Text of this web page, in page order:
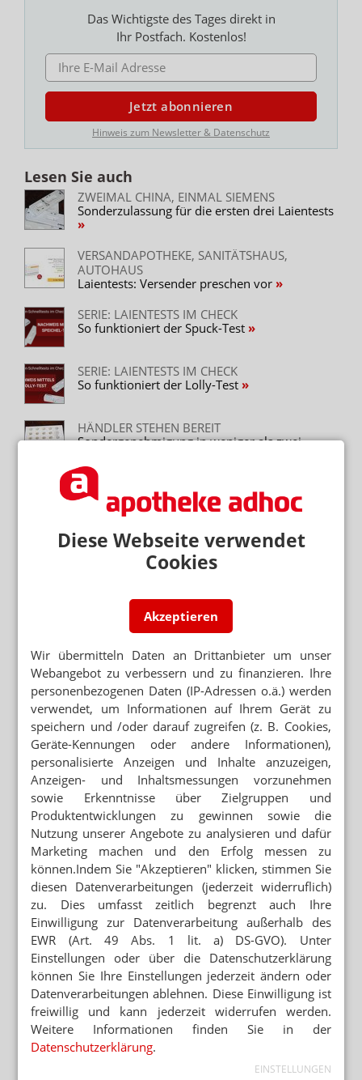
Diese Webseite verwendet
Cookies
Akzeptieren
Wir übermitteln Daten an Drittanbieter um unser
Webangebot zu verbessern und zu finanzieren. Ihre
personenbezogenen Daten (IP-Adressen o.ä.) werden
verwendet, um Informationen auf Ihrem Gerät zu
speichern und /oder darauf zugreifen (z. B. Cookies,
Geräte-Kennungen oder andere Informationen),
personalisierte Anzeigen und Inhalte anzuzeigen,
Anzeigen- und Inhaltsmessungen vorzunehmen
sowie Erkenntnisse über Zielgruppen und
Produktentwicklungen zu gewinnen sowie die
Nutzung unserer Angebote zu analysieren und dafür
Marketing machen und den Erfolg messen zu
können.Indem Sie "Akzeptieren" klicken, stimmen Sie
diesen Datenverarbeitungen (jederzeit widerruflich)
zu. Dies umfasst zeitlich begrenzt auch Ihre
Einwilligung zur Datenverarbeitung außerhalb des
EWR (Art. 49 Abs. 1 lit. a) DS-GVO). Unter
Einstellungen oder über die Datenschutzerklärung
können Sie Ihre Einstellungen jederzeit ändern oder
Datenverarbeitungen ablehnen. Diese Einwilligung ist
freiwillig und kann jederzeit widerrufen werden.
Weitere Informationen finden Sie in der
Datenschutzerklärung.
EINSTELLUNGEN
Das Wichtigste des Tages direkt in
Ihr Postfach. Kostenlos!
E-MAIL ADRESSE
Jetzt abonnieren
Hinweis zum Newsletter & Datenschutz
Lesen Sie auch
ZWEIMAL CHINA, EINMAL SIEMENS
Sonderzulassung für die ersten drei Laientests
VERSANDAPOTHEKE, SANITÄTSHAUS,
AUTOHAUS
Laientests: Versender preschen vor
SERIE: LAIENTESTS IM CHECK
So funktioniert der Spuck-Test
SERIE: LAIENTESTS IM CHECK
So funktioniert der Lolly-Test
HÄNDLER STEHEN BEREIT
Sondergenehmigung in weniger als zwei
WARTEN AUF VERKAUFSSTART
Erster Laientest zugelassen
Neuere Artikel zum Thema
Erster Spucktest zugelassen
Bund kauft 62 Millionen Tests von Siemens
BOSON VON TECHNOMED
Laientest: Kein Exklusivrecht für dm
APORETRO – DER SATIRISCHE
WOCHENRÜCKBLICK
Spahns nächster Coup: Impfung bei Aldi
OHNE ANLEITUNG
Autohaus verschickt Corona-Test
ABSAGE AN DISCOUNT-KUNDEN
„Wir beraten keine Kunden zu Supermarkt-
Schnelltests“
„DAS A STEHT NICHT FÜR APOTHEKE,
SONDERN FÜR AUSKUNFT“
Schnelltests mitbringen – und in der Apotheke
durchführen lassen?
DISCOUNTER UND DROGERIEN
Laientests: dm setzt auf Drogisten
INITIATIVE FORDERT HOTLINE FÜR LAIENTESTS
Testzentren: „Überflüssig wie Telefonzellen“